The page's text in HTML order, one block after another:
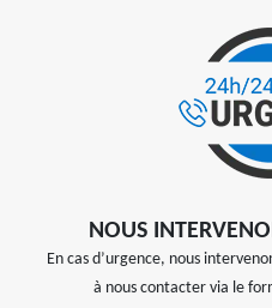
NOUS
En cas d’urgence, nous
à nous contacter via le